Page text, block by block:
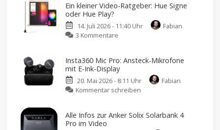
Ein kleiner Video-Ratgeber: Hue Signe
oder Hue Play?
14. Juli 2026 - 11:40 Uhr
Fabian
3 Kommentare
Video-
Ratgeber:
Hue
Signe
Play?
Insta360 Mic Pro: Ansteck-Mikrofone
mit E-Ink-Display
20. Mai 2026 - 8:11 Uhr
Fabian
Kommentar schreiben
Pro:
Alle Infos zur Anker Solix Solarbank 4
Pro im Video